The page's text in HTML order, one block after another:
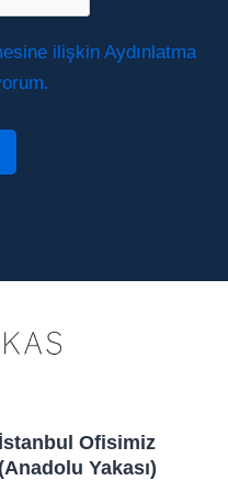
ilişkin Aydınlatma
İstanbul Ofisimiz
(Anadolu Yakası)